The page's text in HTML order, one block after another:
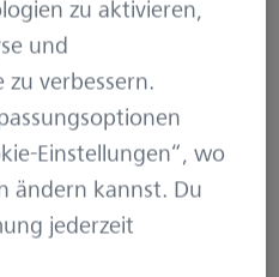
im Bereich
Seine Passion liegt
Bereich .NET,
der
und
der
sowie beim
zu aktivieren,
und
zu verbessern.
Einstellungen“, wo
ändern kannst. Du
jederzeit